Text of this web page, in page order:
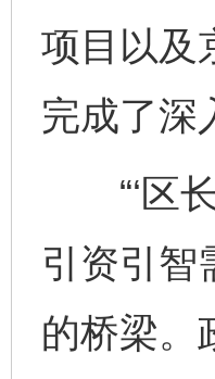
项目以及
完成了深
“‘区长
引资引智
的桥梁。